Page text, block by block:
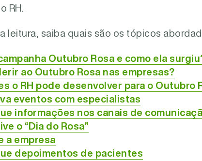
RH.
leitura, saiba quais são os tópicos
Outubro Rosa e como ela
ao Outubro Rosa nas empresas?
o RH pode desenvolver para o Outubro
eventos com especialistas
informações nos canais de
o “Dia do Rosa”
a empresa
depoimentos de pacientes